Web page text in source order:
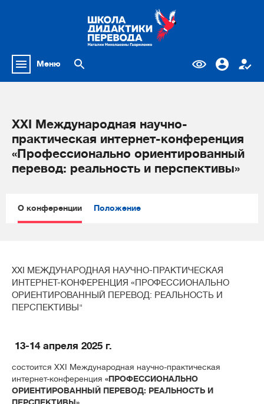
Меню
XXI Международная научно-
практическая интернет-конференция
«Профессионально ориентированный
перевод: реальность и перспективы»
О конференции Положение
XXI МЕЖДУНАРОДНАЯ НАУЧНО-ПРАКТИЧЕСКАЯ
ИНТЕРНЕТ-КОНФЕРЕНЦИЯ «ПРОФЕССИОНАЛЬНО
ОРИЕНТИРОВАННЫЙ ПЕРЕВОД: РЕАЛЬНОСТЬ И
ПЕРСПЕКТИВЫ"
13-14 апреля 2025 г.
состоится XXI Международная научно-практическая
интернет-конференция «ПРОФЕССИОНАЛЬНО
ОРИЕНТИРОВАННЫЙ ПЕРЕВОД: РЕАЛЬНОСТЬ И